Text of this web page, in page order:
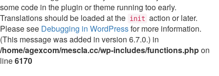
some code in the plugin or theme running too early.
Translations should be loaded at the init action or later.
Please see Debugging in WordPressfor more information.
(This message was added in version 6.7.0.) in
/home/agexcom/mescla.cc/wp-includes/functions.phpon
line6170